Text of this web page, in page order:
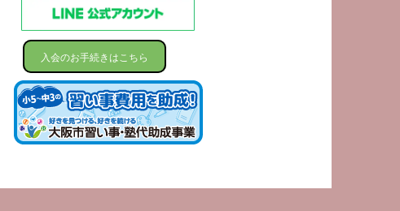
入会のお手続きはこちら